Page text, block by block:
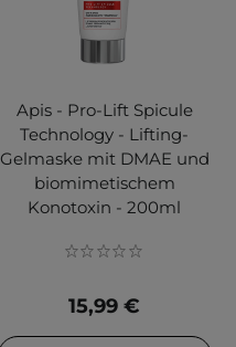
Apis - Pro-Lift Spicule
Technology - Lifting-
Gelmaske mit DMAE und
biomimetischem
Konotoxin - 200ml
15,99 €